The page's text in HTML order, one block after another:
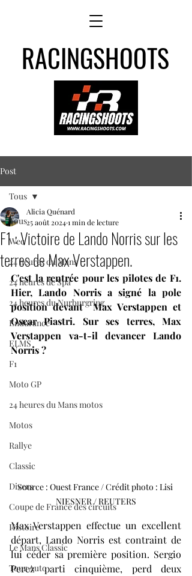
RACINGSHOOTS
Post
Tous
Wec
24 heures du Mans
24 heures de Spa
24 heures du Nurburgring
Endurance
ELMS
F1
Moto GP
24 heures du Mans motos
Motos
Rallye
Classic
Divers
Coupe de France des circuits
Histoire
Le Mans Classic
Tour Auto
Tous
F1 : Victoire de Lando Norris sur les
terres de Max Verstappen.
Alicia Quénard
25 août 20241 min de lecture
C'est la rentrée pour les pilotes de F1.
Hier, Lando Norris a signé la pole
position devant  Max Verstappen et
Oscar Piastri. Sur ses terres, Max
Verstappen va-t-il devancer Lando
Norris ?
Source : Ouest France / Crédit photo : Lisi
NIESNER / REUTERS
Max Verstappen effectue un excellent
départ, Lando Norris est contraint de
lui céder sa première position. Sergio
Perez parti cinquième, perd deux